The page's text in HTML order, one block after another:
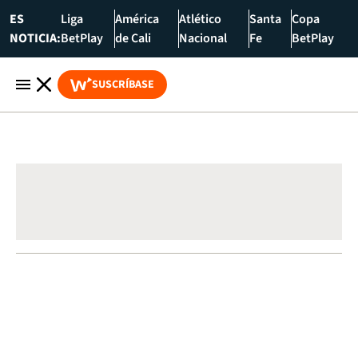
ES
NOTICIA:
Liga
BetPlay
América
de Cali
Atlético
Nacional
Santa
Fe
Copa
BetPlay
SUSCRÍBASE